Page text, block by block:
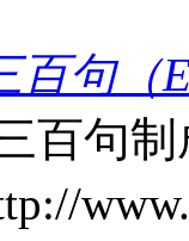
百句（
百句